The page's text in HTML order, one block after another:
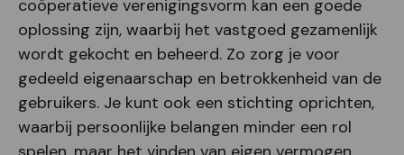
coöperatieve verenigingsvorm kan een goede
oplossing zijn, waarbij het vastgoed gezamenlijk
wordt gekocht en beheerd. Zo zorg je voor
gedeeld eigenaarschap en betrokkenheid van de
gebruikers. Je kunt ook een stichting oprichten,
waarbij persoonlijke belangen minder een rol